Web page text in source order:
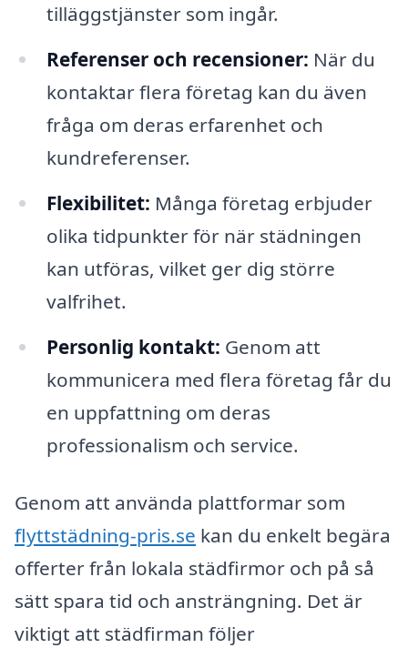
tilläggstjänster som ingår.
Referenser och recensioner: När du
kontaktar flera företag kan du även
fråga om deras erfarenhet och
kundreferenser.
Flexibilitet: Många företag erbjuder
olika tidpunkter för när städningen
kan utföras, vilket ger dig större
valfrihet.
Personlig kontakt: Genom att
kommunicera med flera företag får du
en uppfattning om deras
professionalism och service.
Genom att använda plattformar som
flyttstädning-pris.se kan du enkelt begära
offerter från lokala städfirmor och på så
sätt spara tid och ansträngning. Det är
viktigt att städfirman följer